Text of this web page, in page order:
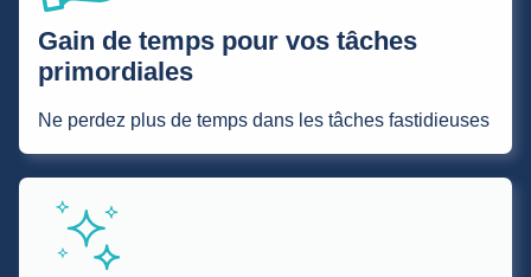
Gain de temps pour vos tâches
primordiales
Ne perdez plus de temps dans les tâches fastidieuses